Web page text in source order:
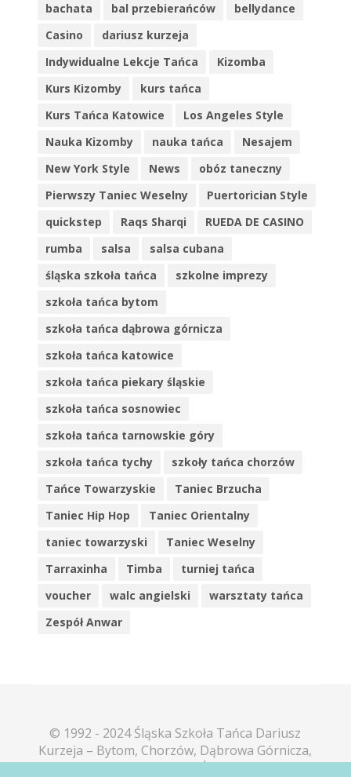
bachata bal przebierańców
bellydance
Casino
dariusz kurzeja
Indywidualne Lekcje Tańca
Kizomba
Kurs Kizomby
kurs tańca
Kurs Tańca Katowice
Los Angeles Style
Nauka Kizomby
nauka tańca
Nesajem
New York Style
News
obóz taneczny
Pierwszy Taniec Weselny
Puertorician Style
quickstep
Raqs Sharqi
RUEDA DE CASINO
rumba
salsa
salsa cubana
śląska szkoła tańca
szkolne imprezy
szkoła tańca bytom
szkoła tańca dąbrowa górnicza
szkoła tańca katowice
szkoła tańca piekary śląskie
szkoła tańca sosnowiec
szkoła tańca tarnowskie góry
szkoła tańca tychy
szkoły tańca chorzów
Tańce Towarzyskie
Taniec Brzucha
Taniec Hip Hop
Taniec Orientalny
taniec towarzyski
Taniec Weselny
Tarraxinha
Timba
turniej tańca
voucher
walc angielski
warsztaty tańca
Zespół Anwar
© 1992 - 2024 Śląska Szkoła Tańca Dariusz
Kurzeja – Bytom, Chorzów, Dąbrowa Górnicza,
Katowice, Mikołów, Piekary Śląskie, Sosnowiec,